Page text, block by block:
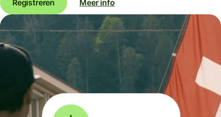
Registreren Meer info